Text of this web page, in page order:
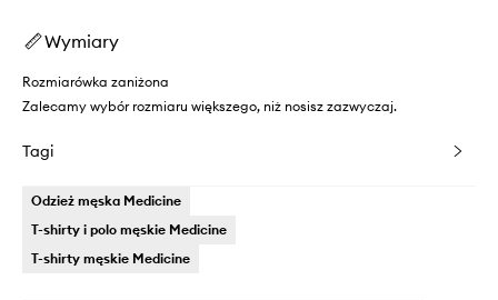
Wymiary
Rozmiarówka zaniżona
Zalecamy wybór rozmiaru większego, niż nosisz zazwyczaj.
Tagi
Odzież męska Medicine
T-shirty i polo męskie Medicine
T-shirty męskie Medicine